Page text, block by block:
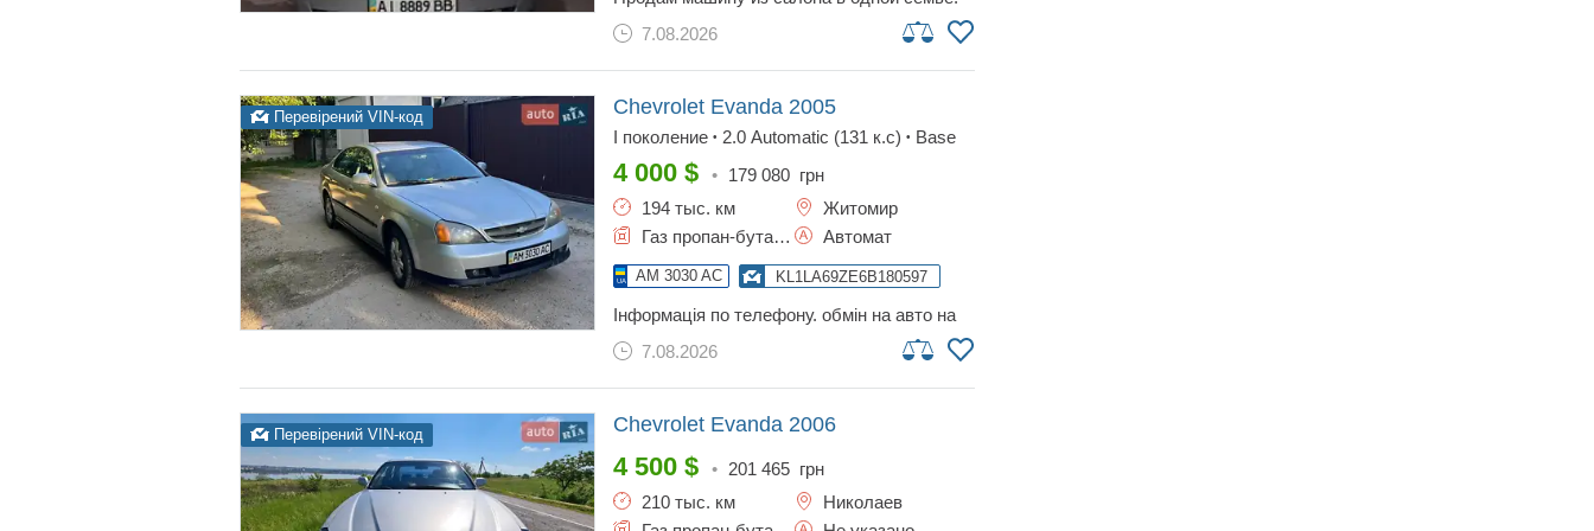
двигатель в хорошем состоянии, честный
камера заднего вида. имеются мелкие
7.08.2026
Перевірений VIN-код Chevrolet Evanda 2005
I поколение • 2.0 Automatic (131 к.с) • Base
4 000 $ • 179 080 грн
194 тыс. км
Житомир
Газ пропан-бутан / Бензин, 2 л.
Автомат
AM 3030 AC KL1LA69ZE6B180597
інформація по телефону. обмін на авто на
доларів7.08.2026
Перевірений VIN-код Chevrolet Evanda 2006
4 500 $ • 201 465 грн
210 тыс. км
Николаев